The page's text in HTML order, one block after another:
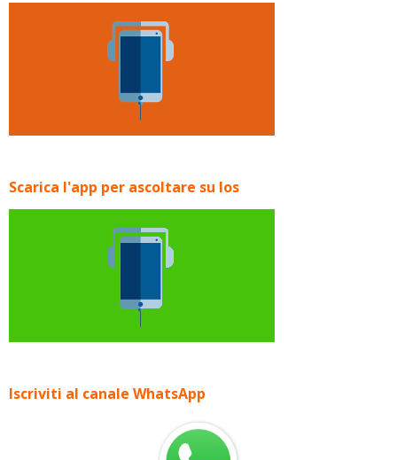
Scarica l'app per ascoltare su Ios
Iscriviti al canale WhatsApp